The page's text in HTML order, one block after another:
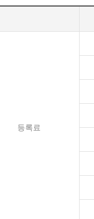
등록료